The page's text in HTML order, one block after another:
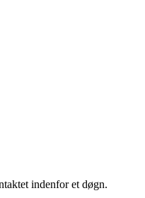
indenfor et døgn.